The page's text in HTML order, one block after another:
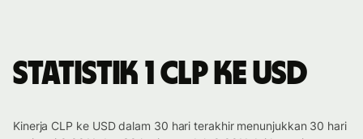
Statistik 1 CLP ke USD
Kinerja CLP ke USD dalam 30 hari terakhir menunjukkan 30 hari